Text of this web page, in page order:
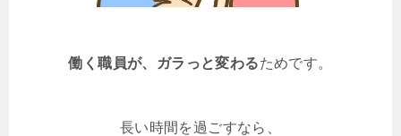
働く職員が、ガラっと変わるためです。
長い時間を過ごすなら、